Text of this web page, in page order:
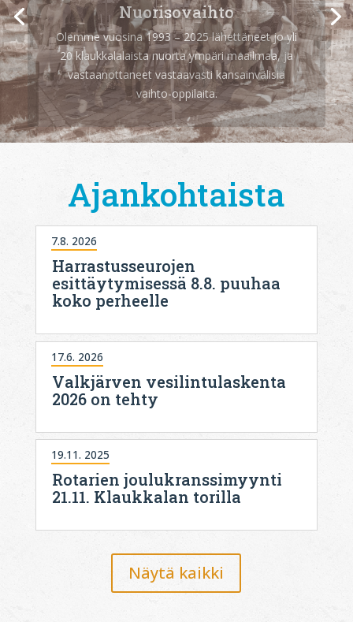
Varainhankinta: Tapahtumat
Keräämme varoja toimintaamme eri tavoin,
kutenNurmijärvi harrastaa-tapahtumalla
Ajankohtaista
Harrastusseurojen
esittäytymisessä 8.8. puuhaa
koko perheelle
7.8. 2026
Valkjärven vesilintulaskenta
2026 on tehty
17.6. 2026
Rotarien joulukranssimyynti
21.11. Klaukkalan torilla
19.11. 2025
Näytä kaikki